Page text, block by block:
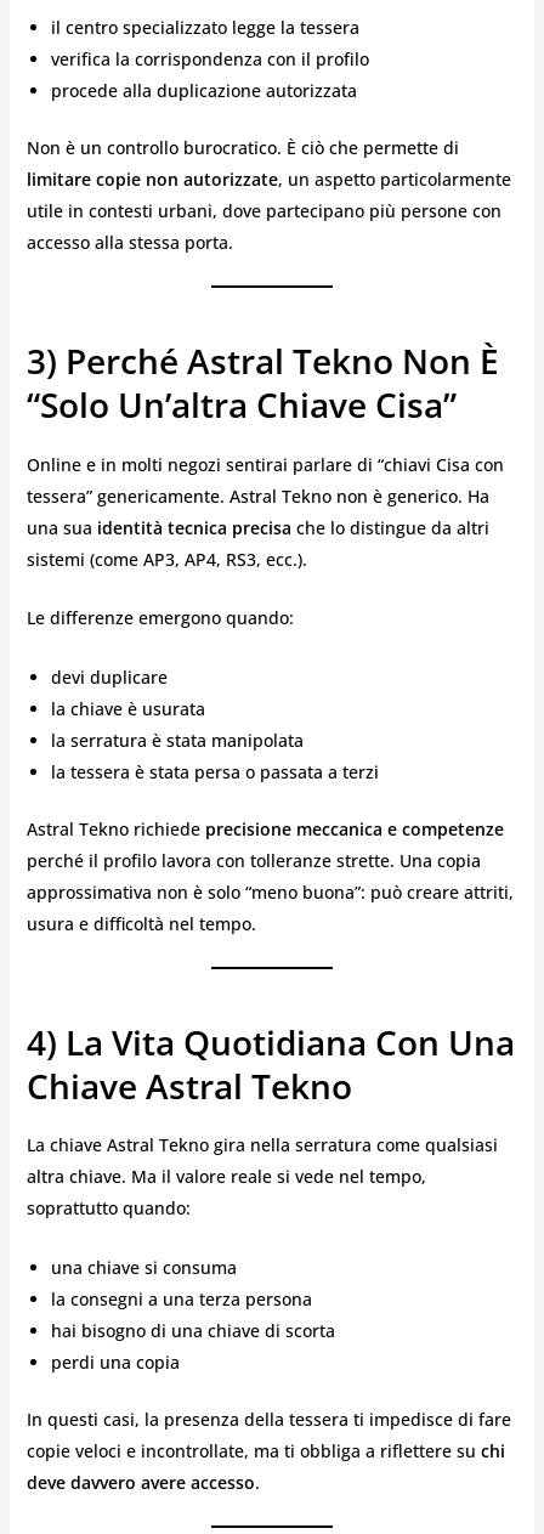
il centro specializzato legge la tessera
verifica la corrispondenza con il profilo
procede alla duplicazione autorizzata
Non è un controllo burocratico. È ciò che permette di
limitare copie non autorizzate, un aspetto particolarmente
utile in contesti urbani, dove partecipano più persone con
accesso alla stessa porta.
3) Perché Astral Tekno Non È
“solo Un’altra Chiave Cisa”
Online e in molti negozi sentirai parlare di “chiavi Cisa con
tessera” genericamente. Astral Tekno non è generico. Ha
una sua identità tecnica precisa che lo distingue da altri
sistemi (come AP3, AP4, RS3, ecc.).
Le differenze emergono quando:
devi duplicare
la chiave è usurata
la serratura è stata manipolata
la tessera è stata persa o passata a terzi
Astral Tekno richiede precisione meccanica e competenze
perché il profilo lavora con tolleranze strette. Una copia
approssimativa non è solo “meno buona”: può creare attriti,
usura e difficoltà nel tempo.
4) La Vita Quotidiana Con Una
Chiave Astral Tekno
La chiave Astral Tekno gira nella serratura come qualsiasi
altra chiave. Ma il valore reale si vede nel tempo,
soprattutto quando:
una chiave si consuma
la consegni a una terza persona
hai bisogno di una chiave di scorta
perdi una copia
In questi casi, la presenza della tessera ti impedisce di fare
copie veloci e incontrollate, ma ti obbliga a riflettere su chi
deve davvero avere accesso.